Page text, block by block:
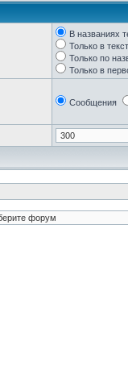
В названиях
Только в
Только по
Только в
Сообщения